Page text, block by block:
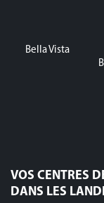
Bella Vista
VOS CENTRES
DANS LES